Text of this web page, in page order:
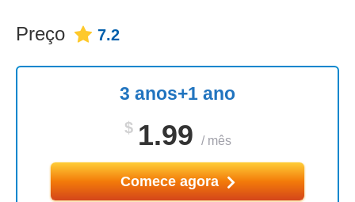
Preço 7.2
3 anos+1 ano
$ 1.99 / mês
Comece agora